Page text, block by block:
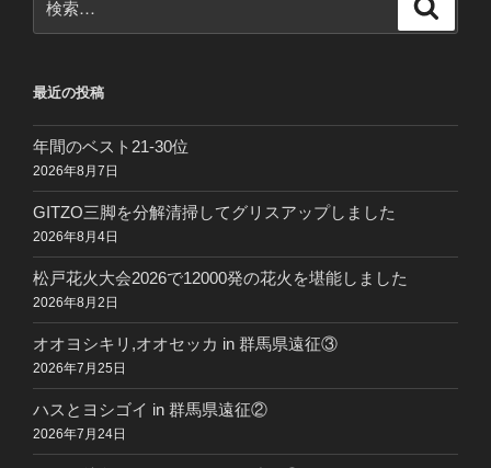
索:
最近の投稿
年間のベスト21-30位
2026年8月7日
GITZO三脚を分解清掃してグリスアップしました
2026年8月4日
松戸花火大会2026で12000発の花火を堪能しました
2026年8月2日
オオヨシキリ,オオセッカ in 群馬県遠征③
2026年7月25日
ハスとヨシゴイ in 群馬県遠征②
2026年7月24日